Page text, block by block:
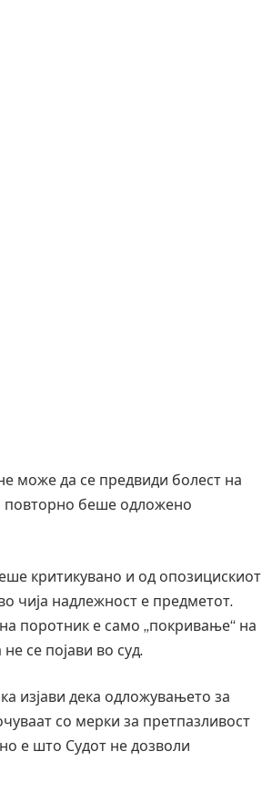
може да се предвиди болест на
повторно беше одложено
критикувано и од опозицискиот
чија надлежност е предметот.
поротник е само „покривање“ на
се појави во суд.
изјави дека одложувањето за
со мерки за претпазливост
е што Судот не дозволи